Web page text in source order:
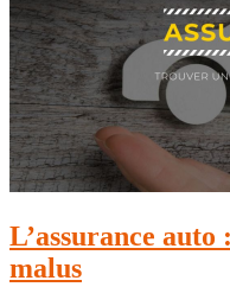
L’assurance auto
malus